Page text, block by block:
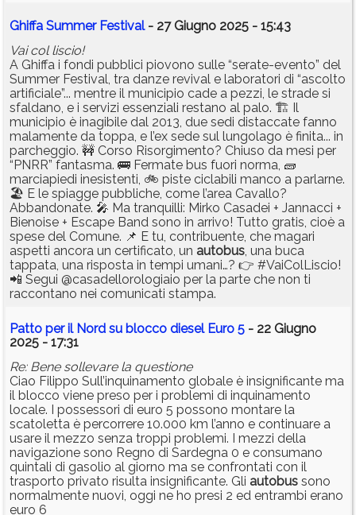
Ghiffa Summer Festival- 27 Giugno 2025 - 15:43
Vai col liscio!
A Ghiffa i fondi pubblici piovono sulle “serate-evento” del
Summer Festival, tra danze revival e laboratori di “ascolto
artificiale”... mentre il municipio cade a pezzi, le strade si
sfaldano, e i servizi essenziali restano al palo. 🏗️ Il
municipio è inagibile dal 2013, due sedi distaccate fanno
malamente da toppa, e l’ex sede sul lungolago è finita... in
parcheggio. 🚧 Corso Risorgimento? Chiuso da mesi per
“PNRR” fantasma. 🚌 Fermate bus fuori norma, 🧱
marciapiedi inesistenti, 🚲 piste ciclabili manco a parlarne.
🏖️ E le spiagge pubbliche, come l’area Cavallo?
Abbandonate. 🎤 Ma tranquilli: Mirko Casadei + Jannacci +
Bienoise + Escape Band sono in arrivo! Tutto gratis, cioè a
spese del Comune. 📌 E tu, contribuente, che magari
aspetti ancora un certificato, un autobus, una buca
tappata, una risposta in tempi umani…? 👉 #VaiColLiscio!
📲 Segui @casadellorologiaio per la parte che non ti
raccontano nei comunicati stampa.
Patto per il Nord su blocco diesel Euro 5 - 22 Giugno
2025 - 17:31
Re: Bene sollevare la questione
Ciao Filippo Sull’inquinamento globale è insignificante ma
il blocco viene preso per i problemi di inquinamento
locale. I possessori di euro 5 possono montare la
scatoletta è percorrere 10.000 km l’anno e continuare a
usare il mezzo senza troppi problemi. I mezzi della
navigazione sono Regno di Sardegna 0 e consumano
quintali di gasolio al giorno ma se confrontati con il
trasporto privato risulta insignificante. Gli autobus sono
normalmente nuovi, oggi ne ho presi 2 ed entrambi erano
euro 6